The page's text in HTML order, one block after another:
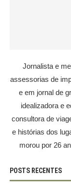
Jornalista e
assessorias de
e em jornal de
idealizadora e
consultora de
e histórias dos
morou por 26
POSTS RECENTES